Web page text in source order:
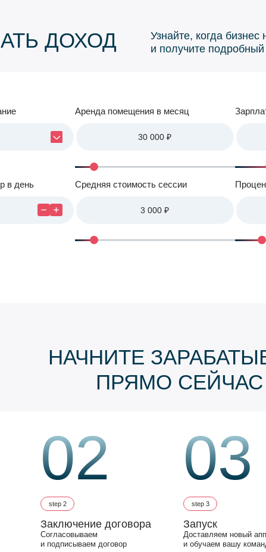
ДОХОД
Узнайте, когда
и получите подробный
Аренда помещения в месяц
в день Средняя стоимость сессии
НАЧНИТЕ
ПРЯМО СЕЙЧАС
02
step 2
Заключение договора
Согласовываем
и подписываем договор
03
step 3
Запуск
Доставляем новый
и обучаем вашу